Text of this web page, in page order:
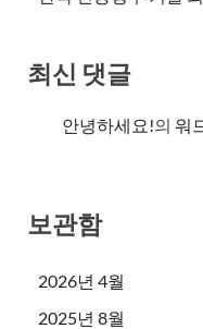
최신 댓글
안녕하세요!의 워
보관함
2026년 4월
2025년 8월